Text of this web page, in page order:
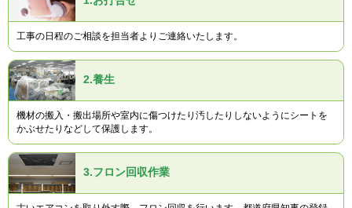
工事の日程のご相談を担当者よりご連絡いたします。
2.養生
機材の搬入・搬出場所や室内に傷つけたり汚したりしないようにシートを
かぶせたりなどして保護します。
3.フロン回収作業